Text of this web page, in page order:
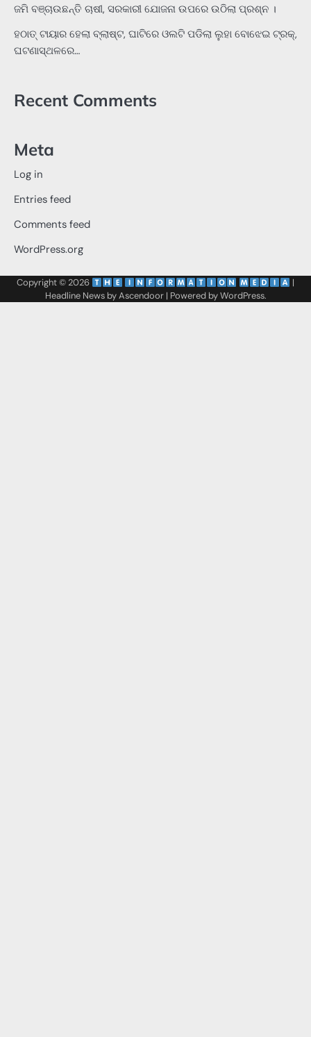
ଜମି ବଞ୍ଚାଉଛନ୍ତି ଚାଷୀ, ସରକାରୀ ଯୋଜନା ଉପରେ ଉଠିଲା ପ୍ରଶ୍ନ ।
ହଠାତ୍‌ ଟାୟାର ହେଲା ବ୍ଲାଷ୍ଟ, ଘାଟିରେ ଓଲଟି ପଡିଲା ଲୁହା ବୋଝେଇ ଟ୍ରକ୍‌,
ଘଟଣାସ୍ଥଳରେ…
Recent Comments
Meta
Log in
Entries feed
Comments feed
WordPress.org
Copyright © 2026
|
Headline News byAscendoor| Powered byWordPress.